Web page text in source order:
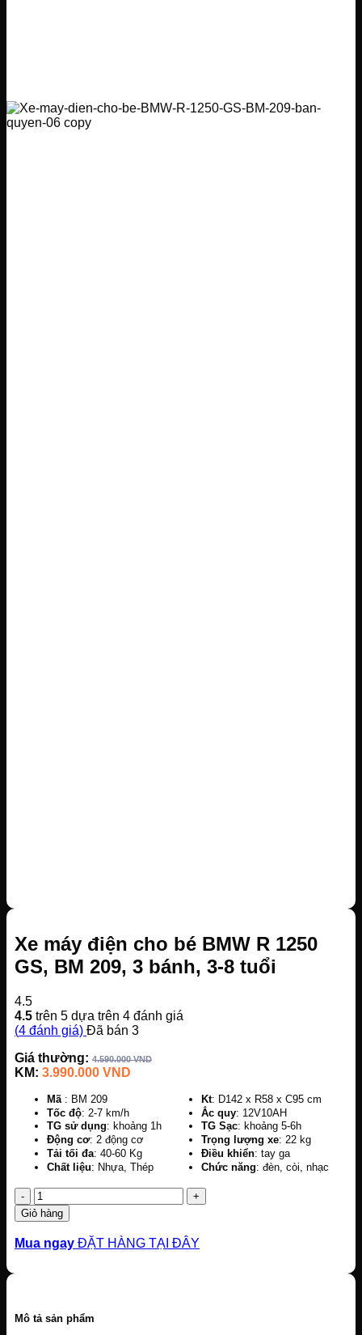
Xe máy điện cho bé BMW R 1250
GS, BM 209, 3 bánh, 3-8 tuổi
4.5
4.5 trên 5 dựa trên 4 đánh giá
(4 đánh giá) Đã bán 3
Giá thường: 4.590.000VND
KM: 3.990.000 VND
Mã : BM 209 Kt: D142 x R58 x C95 cm
Tốc độ: 2-7 km/h Ắc quy: 12V10AH
TG sử dụng: khoảng 1h TG Sạc: khoảng 5-6h
Động cơ: 2 động cơ Trọng lượng xe: 22 kg
Tải tối đa: 40-60 Kg Điều khiển: tay ga
Chất liệu: Nhựa, Thép Chức năng: đèn, còi, nhạc
Số
lượng
Giỏ hàng
Mua ngay ĐẶT HÀNG TẠI ĐÂY
Mô tả sản phẩm